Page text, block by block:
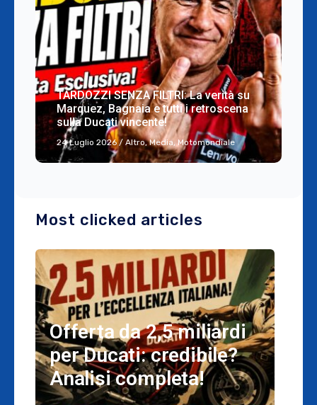
TARDOZZI SENZA FILTRI: La verità su
Marquez, Bagnaia e tutti i retroscena
sulla Ducati vincente!
24 Luglio 2026 / Altro,Media,Motomondiale
Most clicked articles
Offerta da 2,5 miliardi
per Ducati: credibile?
Analisi completa!